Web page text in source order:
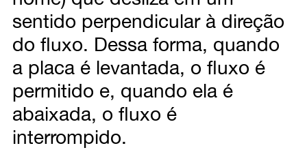
sentido perpendicular à direção
do fluxo. Dessa forma, quando
a placa é levantada, o fluxo é
permitido e, quando ela é
abaixada, o fluxo é
interrompido.